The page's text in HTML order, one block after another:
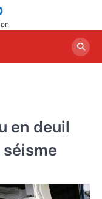
en deuil